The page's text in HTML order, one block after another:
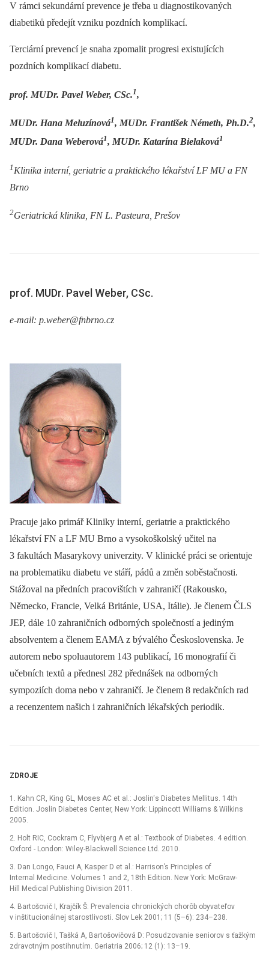
V rámci sekundární prevence je třeba u diagnostikovaných
diabetiků předejít vzniku pozdních komplikací.
Terciární prevencí je snaha zpomalit progresi existujících
pozdních komplikací diabetu.
prof. MUDr. Pavel Weber, CSc.1,
MUDr. Hana Meluzínová1, MUDr. František Németh, Ph.D.2,
MUDr. Dana Weberová1, MUDr. Katarína Bielaková1
1 Klinika interní, geriatrie a praktického lékařství LF MU a FN
Brno
2Geriatrická klinika, FN L. Pasteura, Prešov
prof. MUDr. Pavel Weber, CSc.
e-mail: p.weber@fnbrno.cz
Pracuje jako primář Kliniky interní, geriatrie a praktického
lékařství FN a LF MU Brno a vysokoškolský učitel na
3 fakultách Masarykovy univerzity. V klinické práci se orientuje
na problematiku diabetu ve stáří, pádů a změn soběstačnosti.
Stážoval na předních pracovištích v zahraničí (Rakousko,
Německo, Francie, Velká Británie, USA, Itálie). Je členem ČLS
JEP, dále 10 zahraničních odborných společností a jediným
absolventem a členem EAMA z bývalého Československa. Je
autorem nebo spoluautorem 143 publikací, 16 monografií či
učebních textů a přednesl 282 přednášek na odborných
sympoziích doma nebo v zahraničí. Je členem 8 redakčních rad
a recenzentem našich i zahraničních lékařských periodik.
ZDROJE
1. Kahn CR, King GL, Moses AC et al.: Joslin‘s Diabetes Mellitus. 14th
Edition. Joslin Diabetes Center, New York: Lippincott Williams & Wilkins
2005.
2. Holt RIC, Cockram C, Flyvbjerg A et al.: Textbook of Diabetes. 4 edition.
Oxford -⁠ London: Wiley-Blackwell Science Ltd. 2010.
3. Dan Longo, Fauci A, Kasper D et al.: Harrison’s Principles of
Internal Medicine. Volumes 1 and 2, 18th Edition. New York: McGraw-
Hill Medical Publishing Division 2011.
4. Bartošovič I, Krajčík Š: Prevalencia chronických chorôb obyvateľov
v inštitucionálnej starostlivosti. Slov Lek 2001; 11 (5–6): 234–238.
5. Bartošovič I, Tašká A, Bartošovičová D: Posudzovanie seniorov s ťažkým
zdravotným postihnutím. Geriatria 2006; 12 (1): 13–19.